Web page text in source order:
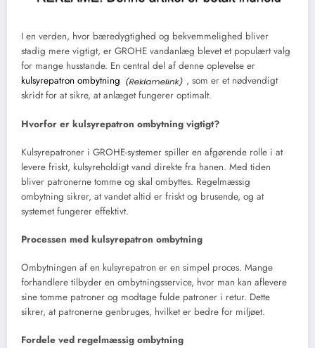
I en verden, hvor bæredygtighed og bekvemmelighed bliver
stadig mere vigtigt, er GROHE vandanlæg blevet et populært valg
for mange husstande. En central del af denne oplevelse er
kulsyrepatron ombytning
, som er et nødvendigt
skridt for at sikre, at anlæget fungerer optimalt.
Hvorfor er kulsyrepatron ombytning vigtigt?
Kulsyrepatroner i GROHE-systemer spiller en afgørende rolle i at
levere friskt, kulsyreholdigt vand direkte fra hanen. Med tiden
bliver patronerne tomme og skal ombyttes. Regelmæssig
ombytning sikrer, at vandet altid er friskt og brusende, og at
systemet fungerer effektivt.
Processen med kulsyrepatron ombytning
Ombytningen af en kulsyrepatron er en simpel proces. Mange
forhandlere tilbyder en ombytningsservice, hvor man kan aflevere
sine tomme patroner og modtage fulde patroner i retur. Dette
sikrer, at patronerne genbruges, hvilket er bedre for miljøet.
Fordele ved regelmæssig ombytning